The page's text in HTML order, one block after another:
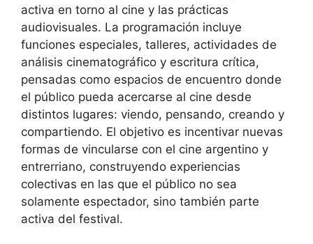
activa en torno al cine y las prácticas
audiovisuales. La programación incluye
funciones especiales, talleres, actividades de
análisis cinematográfico y escritura crítica,
pensadas como espacios de encuentro donde
el público pueda acercarse al cine desde
distintos lugares: viendo, pensando, creando y
compartiendo. El objetivo es incentivar nuevas
formas de vincularse con el cine argentino y
entrerriano, construyendo experiencias
colectivas en las que el público no sea
solamente espectador, sino también parte
activa del festival.